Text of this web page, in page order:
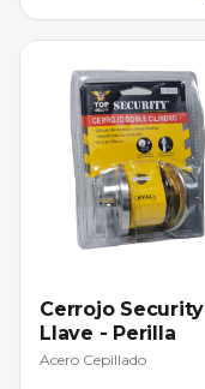
Cerrojo Security
Llave - Perilla
Acero Cepillado